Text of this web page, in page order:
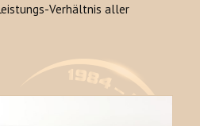
Verhältnis aller